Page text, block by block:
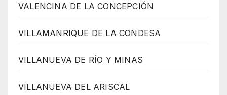
VALENCINA DE LA CONCEPCIÓN
VILLAMANRIQUE DE LA CONDESA
VILLANUEVA DE RÍO Y MINAS
VILLANUEVA DEL ARISCAL